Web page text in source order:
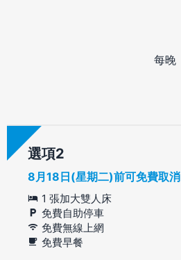
每晚
選項
8月18日(星期二)前可免費取消
1 張加大雙人床
免費自助停車
免費無線上網
免費早餐